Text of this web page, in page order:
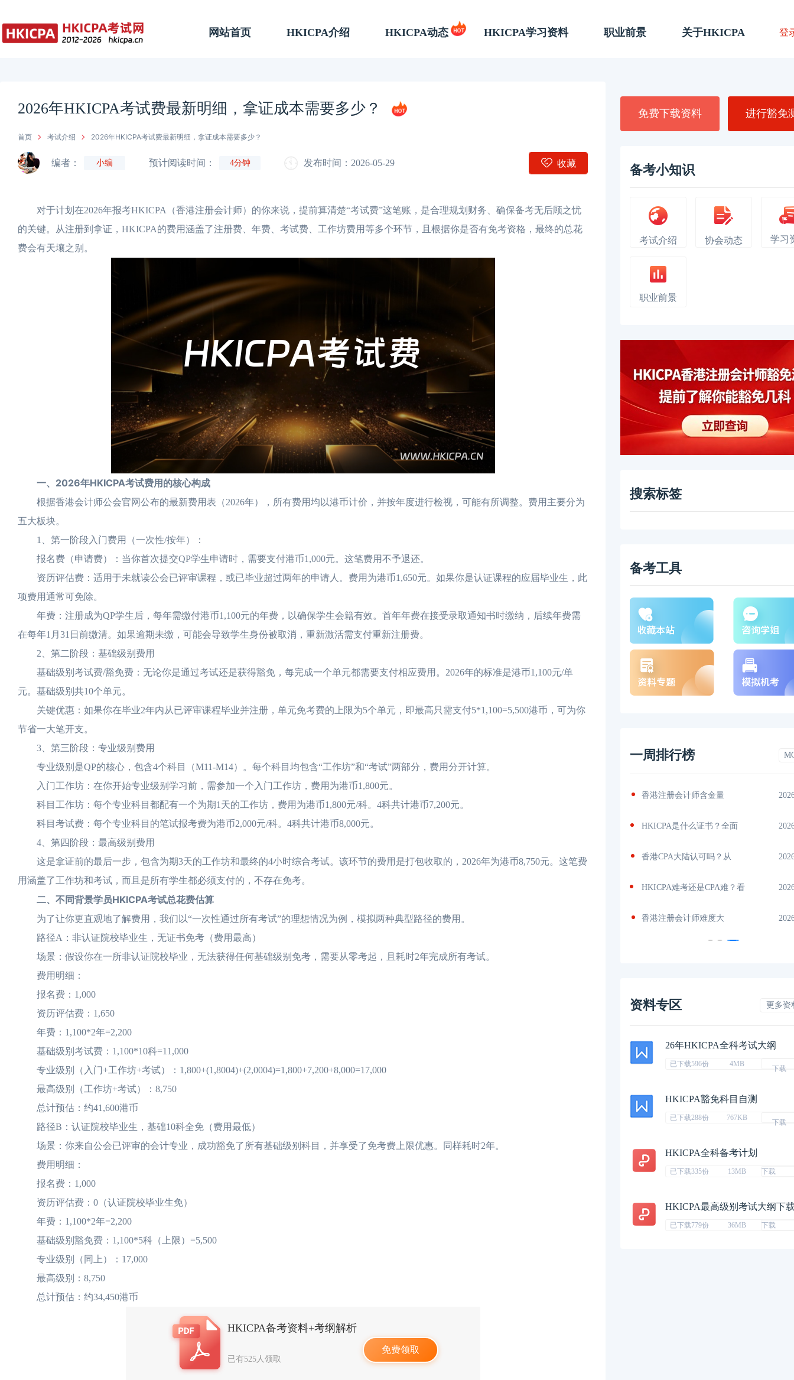
网站首页 HKICPA介绍 HKICPA动态 HKICPA学习资料 职业前景 关于HKICPA 登
2026年HKICPA考试费最新明细，拿证成本需要多少？
首页 考试介绍 2026年HKICPA考试费最新明细，拿证成本需要多少？
编者： 小编 预计阅读时间： 4分钟 发布时间：2026-05-29 收藏
对于计划在2026年报考HKICPA（香港注册会计师）的你来说，提前算清楚“考试费”这笔账，是合理规划财务、确保备考无后顾之忧
的关键。从注册到拿证，HKICPA的费用涵盖了注册费、年费、考试费、工作坊费用等多个环节，且根据你是否有免考资格，最终的总花
费会有天壤之别。
一、2026年HKICPA考试费用的核心构成
根据香港会计师公会官网公布的最新费用表（2026年），所有费用均以港币计价，并按年度进行检视，可能有所调整。费用主要分为
五大板块。
1、第一阶段入门费用（一次性/按年）：
报名费（申请费）：当你首次提交QP学生申请时，需要支付港币1,000元。这笔费用不予退还。
资历评估费：适用于未就读公会已评审课程，或已毕业超过两年的申请人。费用为港币1,650元。如果你是认证课程的应届毕业生，此
项费用通常可免除。
年费：注册成为QP学生后，每年需缴付港币1,100元的年费，以确保学生会籍有效。首年年费在接受录取通知书时缴纳，后续年费需
在每年1月31日前缴清。如果逾期未缴，可能会导致学生身份被取消，重新激活需支付重新注册费。
2、第二阶段：基础级别费用
基础级别考试费/豁免费：无论你是通过考试还是获得豁免，每完成一个单元都需要支付相应费用。2026年的标准是港币1,100元/单
元。基础级别共10个单元。
关键优惠：如果你在毕业2年内从已评审课程毕业并注册，单元免考费的上限为5个单元，即最高只需支付5*1,100=5,500港币，可为你
节省一大笔开支。
3、第三阶段：专业级别费用
专业级别是QP的核心，包含4个科目（M11-M14）。每个科目均包含“工作坊”和“考试”两部分，费用分开计算。
入门工作坊：在你开始专业级别学习前，需参加一个入门工作坊，费用为港币1,800元。
科目工作坊：每个专业科目都配有一个为期1天的工作坊，费用为港币1,800元/科。4科共计港币7,200元。
科目考试费：每个专业科目的笔试报考费为港币2,000元/科。4科共计港币8,000元。
4、第四阶段：最高级别费用
这是拿证前的最后一步，包含为期3天的工作坊和最终的4小时综合考试。该环节的费用是打包收取的，2026年为港币8,750元。这笔费
用涵盖了工作坊和考试，而且是所有学生都必须支付的，不存在免考。
二、不同背景学员HKICPA考试总花费估算
为了让你更直观地了解费用，我们以“一次性通过所有考试”的理想情况为例，模拟两种典型路径的费用。
路径A：非认证院校毕业生，无证书免考（费用最高）
场景：假设你在一所非认证院校毕业，无法获得任何基础级别免考，需要从零考起，且耗时2年完成所有考试。
费用明细：
报名费：1,000
资历评估费：1,650
年费：1,100*2年=2,200
基础级别考试费：1,100*10科=11,000
专业级别（入门+工作坊+考试）：1,800+(1,8004)+(2,0004)=1,800+7,200+8,000=17,000
最高级别（工作坊+考试）：8,750
总计预估：约41,600港币
路径B：认证院校毕业生，基础10科全免（费用最低）
场景：你来自公会已评审的会计专业，成功豁免了所有基础级别科目，并享受了免考费上限优惠。同样耗时2年。
费用明细：
报名费：1,000
资历评估费：0（认证院校毕业生免）
年费：1,100*2年=2,200
基础级别豁免费：1,100*5科（上限）=5,500
专业级别（同上）：17,000
最高级别：8,750
总计预估：约34,450港币
HKICPA备考资料+考纲解析
已有525人领取
免费领取
免费下载资料 进行豁免
备考小知识
考试介绍 协会动态 学习
职业前景
搜索标签
备考工具
一周排行榜
HKICPA值不值得考？从薪
香港cpa和acca互认吗？看 2026-07-09
香港注册会计师和国内
香港注册会计师好考吗 2026-07-08
HKICPA值不值得考？从薪
香港注册会计师与注册
香港注册会计师含金量
HKICPA是什么证书？全面
香港CPA大陆认可吗？从
HKICPA难考还是CPA难？看
香港注册会计师难度大
资料专区 更多资
26年HKICPA全科考试大纲
已下载596份 4MB
下载
HKICPA豁免科目自测
已下载288份 767KB
下载
HKICPA全科备考计划
已下载335份 13MB 下载
HKICPA最高级别考试大纲下
已下载779份 36MB 下载